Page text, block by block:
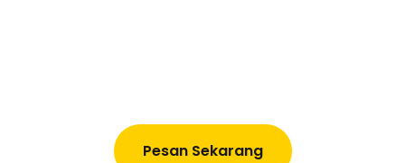
Pesan Sekarang